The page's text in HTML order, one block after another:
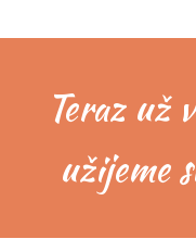
Teraz už
užijeme